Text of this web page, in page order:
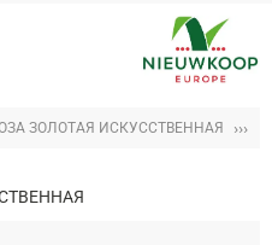
ЗОЛОТАЯ ИСКУССТВЕННАЯ ›››